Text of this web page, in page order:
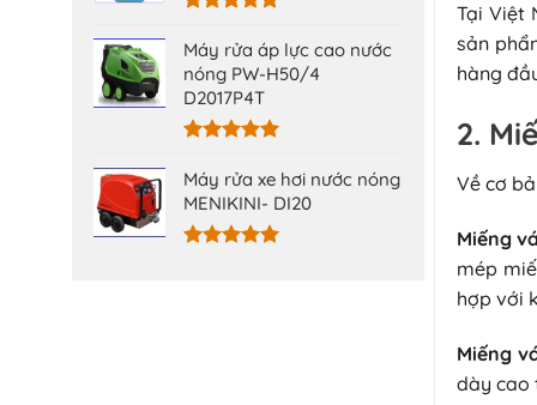
hạng5.00
5 sao
Máy rửa áp lực cao nước
nóng PW-H50/4
D2017P4T
hạng5.00
5 sao
Máy rửa xe hơi nước nóng
MENIKINI- DI20
Tại Việt
sản
hàng
2.
Về cơ
Miếng
mép
hợp với
Miếng
dày cao